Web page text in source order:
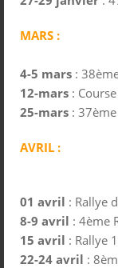
MARS :
4-5 mars :
12-mars :
25-mars :
AVRIL :
01 avril : Rallye
8-9 avril : 4ème
15 avril : Rallye
22-24 avril :